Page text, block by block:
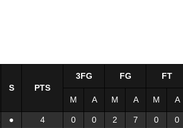
S
●
S PTS
3FG FG FT
M A M A M A
● 4 0 0 2 7 0
0